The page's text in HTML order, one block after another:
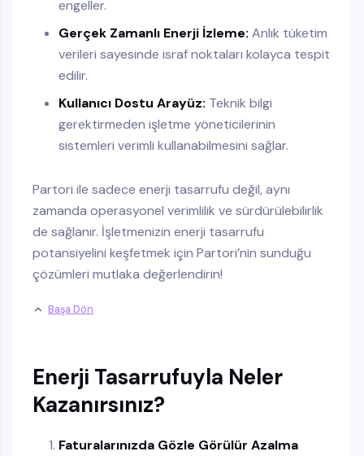
engeller.
Gerçek Zamanlı Enerji İzleme: Anlık tüketim
verileri sayesinde israf noktaları kolayca tespit
edilir.
Kullanıcı Dostu Arayüz: Teknik bilgi
gerektirmeden işletme yöneticilerinin
sistemleri verimli kullanabilmesini sağlar.
Partori ile sadece enerji tasarrufu değil, aynı
zamanda operasyonel verimlilik ve sürdürülebilirlik
de sağlanır. İşletmenizin enerji tasarrufu
potansiyelini keşfetmek için Partori’nin sunduğu
çözümleri mutlaka değerlendirin!
Başa Dön
Enerji Tasarrufuyla Neler
Kazanırsınız?
Faturalarınızda Gözle Görülür Azalma